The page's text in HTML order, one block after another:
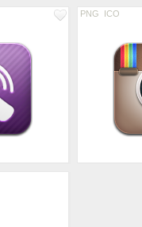
PNG ICO